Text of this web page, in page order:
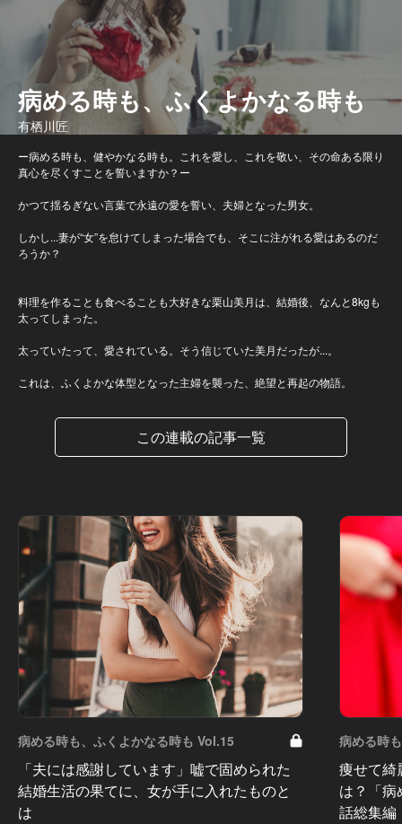
病める時も、ふくよかなる時も
有栖川匠
ー病める時も、健やかなる時も。これを愛し、これを敬い、その命ある限り
真心を尽くすことを誓いますか？ー
かつて揺るぎない言葉で永遠の愛を誓い、夫婦となった男女。
しかし...妻が“女”を怠けてしまった場合でも、そこに注がれる愛はあるのだ
ろうか？
料理を作ることも食べることも大好きな栗山美月は、結婚後、なんと8kgも
太ってしまった。
太っていたって、愛されている。そう信じていた美月だったが...。
これは、ふくよかな体型となった主婦を襲った、絶望と再起の物語。
この連載の記事一覧
病める時も、ふくよかなる時も Vol.15
「夫には感謝しています」嘘で固められた
結婚生活の果てに、女が手に入れたものと
は
病める時
痩せて綺
は？「
話総集編